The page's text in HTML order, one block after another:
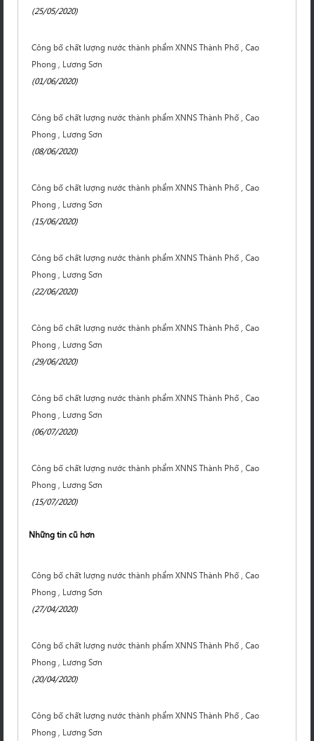
(25/05/2020)
Công bố chất lượng nước thành phẩm XNNS Thành Phố , Cao
Phong , Lương Sơn
(01/06/2020)
Công bố chất lượng nước thành phẩm XNNS Thành Phố , Cao
Phong , Lương Sơn
(08/06/2020)
Công bố chất lượng nước thành phẩm XNNS Thành Phố , Cao
Phong , Lương Sơn
(15/06/2020)
Công bố chất lượng nước thành phẩm XNNS Thành Phố , Cao
Phong , Lương Sơn
(22/06/2020)
Công bố chất lượng nước thành phẩm XNNS Thành Phố , Cao
Phong , Lương Sơn
(29/06/2020)
Công bố chất lượng nước thành phẩm XNNS Thành Phố , Cao
Phong , Lương Sơn
(06/07/2020)
Công bố chất lượng nước thành phẩm XNNS Thành Phố , Cao
Phong , Lương Sơn
(15/07/2020)
Những tin cũ hơn
Công bố chất lượng nước thành phẩm XNNS Thành Phố , Cao
Phong , Lương Sơn
(27/04/2020)
Công bố chất lượng nước thành phẩm XNNS Thành Phố , Cao
Phong , Lương Sơn
(20/04/2020)
Công bố chất lượng nước thành phẩm XNNS Thành Phố , Cao
Phong , Lương Sơn